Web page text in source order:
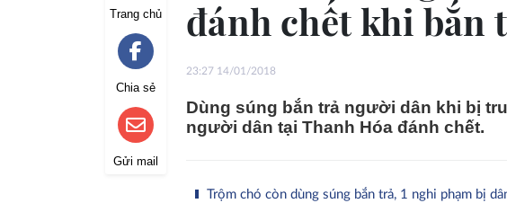
Trang chủ
Chia sẻ
Gửi mail
đánh chết khi bắn
23:27 14/01/2018
Dùng súng bắn trả người dân khi bị
người dân tại Thanh Hóa đánh chết.
Trộm chó còn dùng súng bắn trả, 1 nghi phạm bị